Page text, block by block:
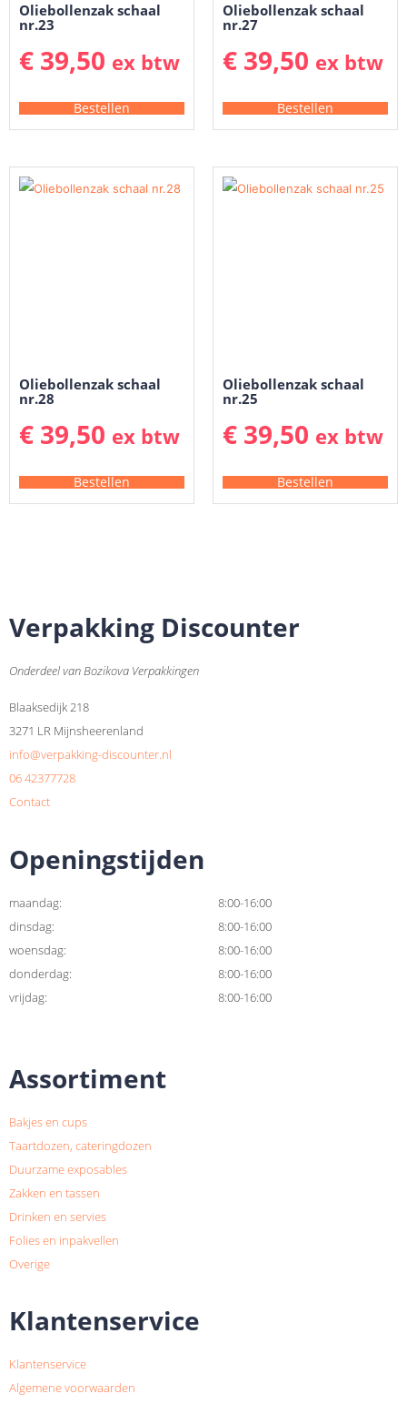
Oliebollenzak schaal
nr.23
€ 39,50 ex btw
Bestellen
Oliebollenzak schaal
nr.27
€ 39,50 ex btw
Bestellen
Oliebollenzak schaal
nr.28
€ 39,50 ex btw
Bestellen
Oliebollenzak schaal
nr.25
€ 39,50 ex btw
Bestellen
Verpakking Discounter
Onderdeel van Bozikova Verpakkingen
Blaaksedijk 218
3271 LR Mijnsheerenland
info@verpakking-discounter.nl
06 42377728
Contact
Openingstijden
maandag:
8:00-16:00
dinsdag:
8:00-16:00
woensdag:
8:00-16:00
donderdag:
8:00-16:00
vrijdag:
8:00-16:00
Assortiment
Bakjes en cups
Taartdozen, cateringdozen
Duurzame exposables
Zakken en tassen
Drinken en servies
Folies en inpakvellen
Overige
Klantenservice
Klantenservice
Algemene voorwaarden